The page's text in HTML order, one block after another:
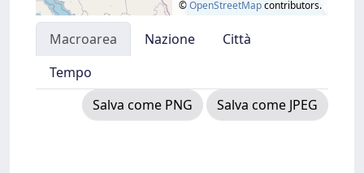
©OpenStreetMapcontributors.
Macroarea Nazione
Città
Tempo
Salva come PNG
Salva come JPEG